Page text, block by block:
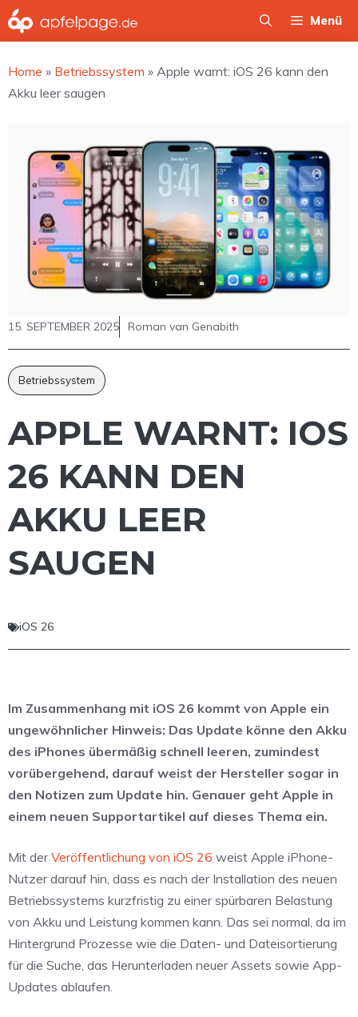
Zum
Inhalt
Menü
Home » Betriebssystem » Apple warnt: iOS 26 kann den
Akku leer saugen
15. SEPTEMBER 2025 Roman van Genabith
Betriebssystem
APPLE WARNT: IOS
26 KANN DEN
AKKU LEER
SAUGEN
iOS 26
Im Zusammenhang mit iOS 26 kommt von Apple ein
ungewöhnlicher Hinweis: Das Update könne den Akku
des iPhones übermäßig schnell leeren, zumindest
vorübergehend, darauf weist der Hersteller sogar in
den Notizen zum Update hin. Genauer geht Apple in
einem neuen Supportartikel auf dieses Thema ein.
Mit derVeröffentlichung von iOS 26 weist Apple iPhone-
Nutzer darauf hin, dass es nach der Installation des neuen
Betriebssystems kurzfristig zu einer spürbaren Belastung
von Akku und Leistung kommen kann. Das sei normal, da im
Hintergrund Prozesse wie die Daten- und Dateisortierung
für die Suche, das Herunterladen neuer Assets sowie App-
Updates ablaufen.